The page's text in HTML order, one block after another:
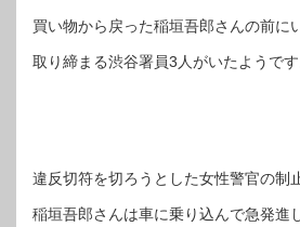
買い物から戻った稲垣吾郎さんの前に
取り締まる渋谷署員3人がいたようです
違反切符を切ろうとした女性警官の制
稲垣吾郎さんは車に乗り込んで急発進